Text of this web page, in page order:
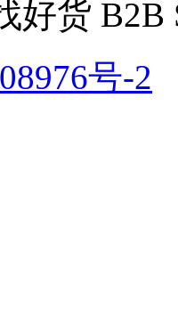
好货 B2B
号-2